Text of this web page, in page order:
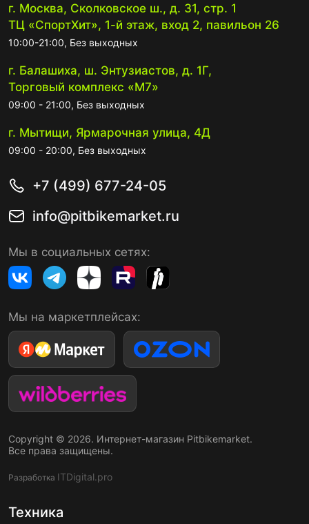
г. Москва, Сколковское ш., д. 31, стр. 1
ТЦ «СпортХит», 1-й этаж, вход 2, павильон 26
10:00-21:00, Без выходных
г. Балашиха, ш. Энтузиастов, д. 1Г,
Торговый комплекс «М7»
09:00 - 21:00, Без выходных
г. Мытищи, Ярмарочная улица, 4Д
09:00 - 20:00, Без выходных
+7 (499) 677-24-05
info@pitbikemarket.ru
Мы в социальных сетях:
Мы на маркетплейсах:
Copyright © 2026. Интернет-магазин Pitbikemarket.
Все права защищены.
Разработка ITDigital.pro
Техника